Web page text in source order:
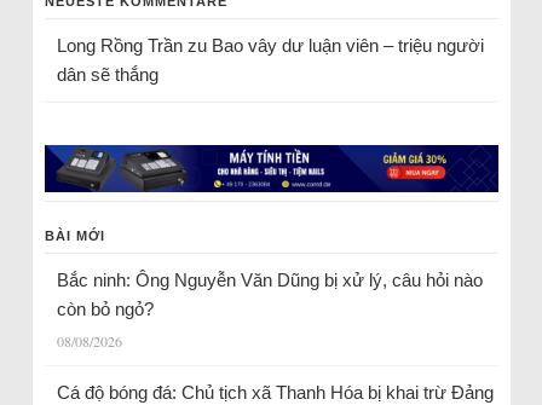
Long Rồng Trầnzu Bao vây dư luận viên – triệu người
dân sẽ thắng
BÀI MỚI
Bắc ninh: Ông Nguyễn Văn Dũng bị xử lý, câu hỏi nào
còn bỏ ngỏ?
08/08/2026
Cá độ bóng đá: Chủ tịch xã Thanh Hóa bị khai trừ Đảng